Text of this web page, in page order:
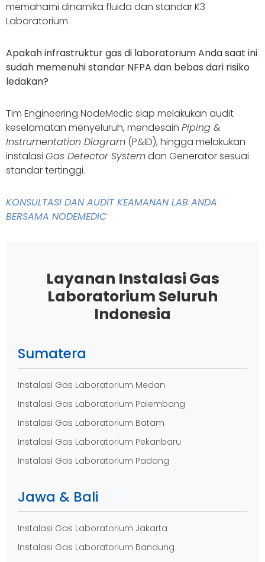
memahami dinamika fluida dan standar K3
Laboratorium.
Apakah infrastruktur gas di laboratorium Anda saat ini
sudah memenuhi standar NFPA dan bebas dari risiko
ledakan?
Tim Engineering NodeMedic siap melakukan audit
keselamatan menyeluruh, mendesain Piping &
Instrumentation Diagram (P&ID), hingga melakukan
instalasi Gas Detector Systemdan Generator sesuai
standar tertinggi.
KONSULTASI DAN AUDIT KEAMANAN LAB ANDA
BERSAMA NODEMEDIC
Layanan Instalasi Gas
Laboratorium Seluruh
Indonesia
Sumatera
Instalasi Gas Laboratorium Medan
Instalasi Gas Laboratorium Palembang
Instalasi Gas Laboratorium Batam
Instalasi Gas Laboratorium Pekanbaru
Instalasi Gas Laboratorium Padang
Jawa & Bali
Instalasi Gas Laboratorium Jakarta
Instalasi Gas Laboratorium Bandung